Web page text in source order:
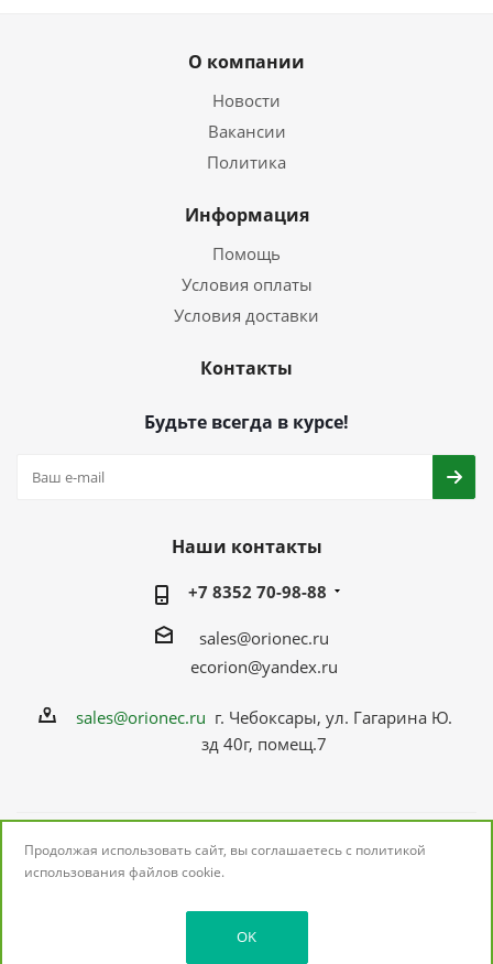
О компании
Новости
Вакансии
Политика
Информация
Помощь
Условия оплаты
Условия доставки
Контакты
Будьте всегда в курсе!
Наши контакты
+7 8352 70-98-88
sales@orionec.ru
ecorion@yandex.ru
sales@orionec.ru г. Чебоксары, ул. Гагарина Ю.
зд 40г, помещ.7
2026 © ОРИОНЭК: поставщик электронных
Продолжая использовать сайт, вы соглашаетесь с политикой
использования файлов cookie.
OK